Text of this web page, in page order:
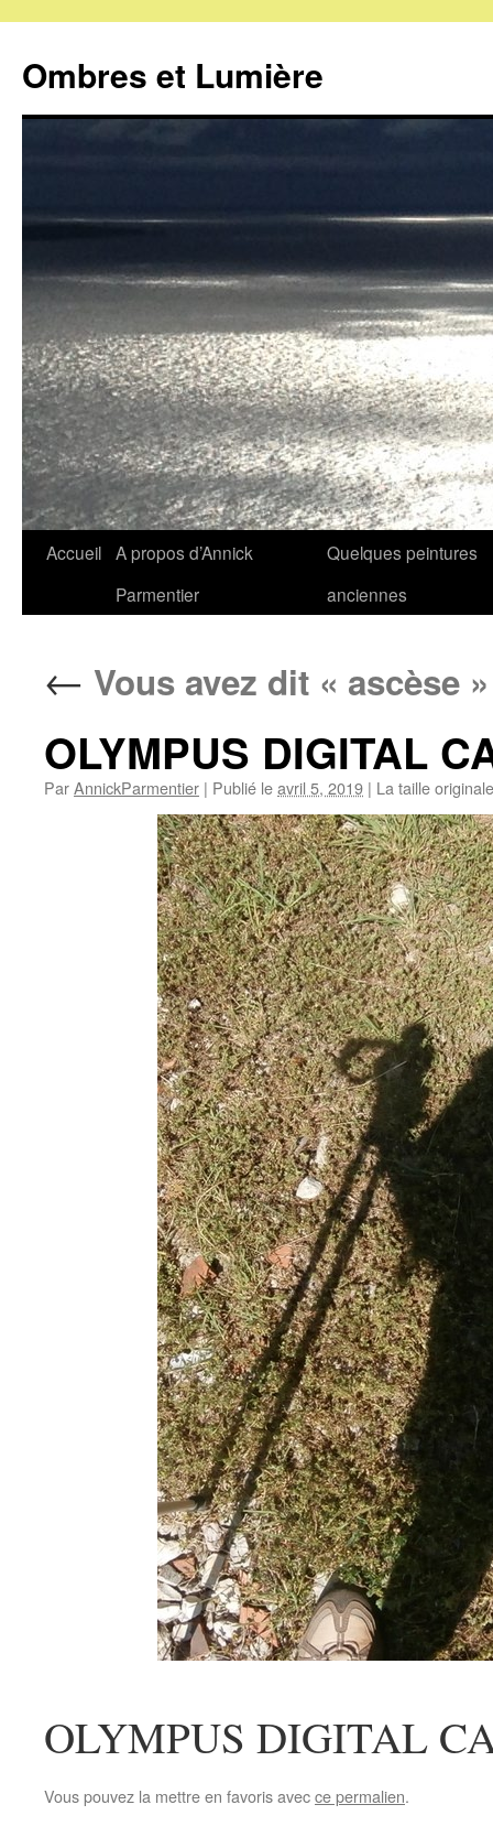
Ombres et Lumière
Aller
Accueil A propos d’Annick
Parmentier
Quelques peintures
anciennes
← Vous avez dit « ascèse
OLYMPUS DIGITAL
ParAnnickParmentier | Publié leavril 5, 2019 | La taille
OLYMPUS DIGITAL
Vous pouvez la mettre en favoris avecce permalien.